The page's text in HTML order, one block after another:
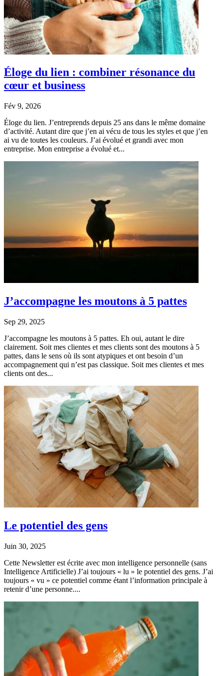
Éloge du lien : combiner résonance du
cœur et business
Fév 9, 2026
Éloge du lien. J’entreprends depuis 25 ans dans le même domaine
d’activité. Autant dire que j’en ai vécu de tous les styles et que j’en
ai vu de toutes les couleurs. J’ai évolué et grandi avec mon
entreprise. Mon entreprise a évolué et...
J’accompagne les moutons à 5 pattes
Sep 29, 2025
J’accompagne les moutons à 5 pattes. Eh oui, autant le dire
clairement. Soit mes clientes et mes clients sont des moutons à 5
pattes, dans le sens où ils sont atypiques et ont besoin d’un
accompagnement qui n’est pas classique. Soit mes clientes et mes
clients ont des...
Le potentiel des gens
Juin 30, 2025
Cette Newsletter est écrite avec mon intelligence personnelle (sans
Intelligence Artificielle) J’ai toujours « lu » le potentiel des gens. J’ai
toujours « vu » ce potentiel comme étant l’information principale à
retenir d’une personne....